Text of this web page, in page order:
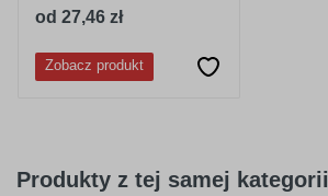
od 27,46 zł
Zobacz produkt
Produkty z tej samej kategorii